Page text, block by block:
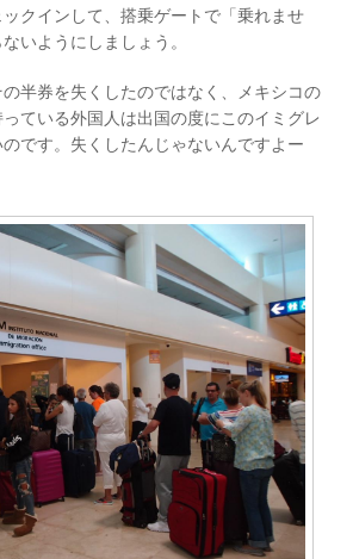
クインして、搭乗ゲートで「乗れませ
いようにしましょう。
半券を失くしたのではなく、メキシコの
ている外国人は出国の度にこのイミグレ
です。失くしたんじゃないんですよー